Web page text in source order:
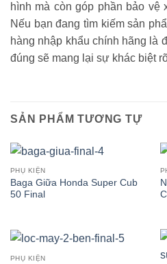
hình mà còn góp phần bảo vệ
Nếu bạn đang tìm kiếm sản
hàng nhập khẩu chính hãng là
đúng sẽ mang lại sự khác biệt
SẢN PHẨM TƯƠNG TỰ
PHỤ KIỆN
Baga Giữa Honda Super Cub
50 Final
PHỤ KIỆN